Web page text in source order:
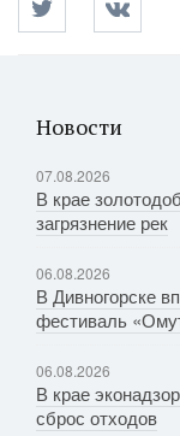
Новости
07.08.2026
В крае
загрязнение рек
06.08.2026
В Дивногорске
фестиваль
06.08.2026
В крае
сброс отходов